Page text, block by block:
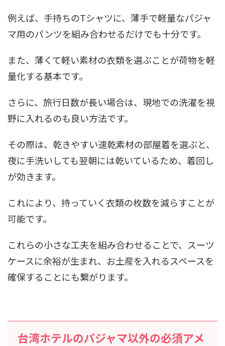
例えば、手持ちのTシャツに、薄手で軽量なパジャ
マ用のパンツを組み合わせるだけでも十分です。
また、薄くて軽い素材の衣類を選ぶことが荷物を軽
量化する基本です。
さらに、旅行日数が長い場合は、現地での洗濯を視
野に入れるのも良い方法です。
その際は、乾きやすい速乾素材の部屋着を選ぶと、
夜に手洗いしても翌朝には乾いているため、着回し
が効きます。
これにより、持っていく衣類の枚数を減らすことが
可能です。
これらの小さな工夫を組み合わせることで、スーツ
ケースに余裕が生まれ、お土産を入れるスペースを
確保することにも繋がります。
台湾ホテルのパジャマ以外の必須アメ